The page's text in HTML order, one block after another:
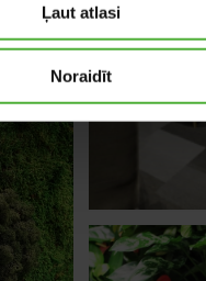
Ļaut atlasi
Noraidīt